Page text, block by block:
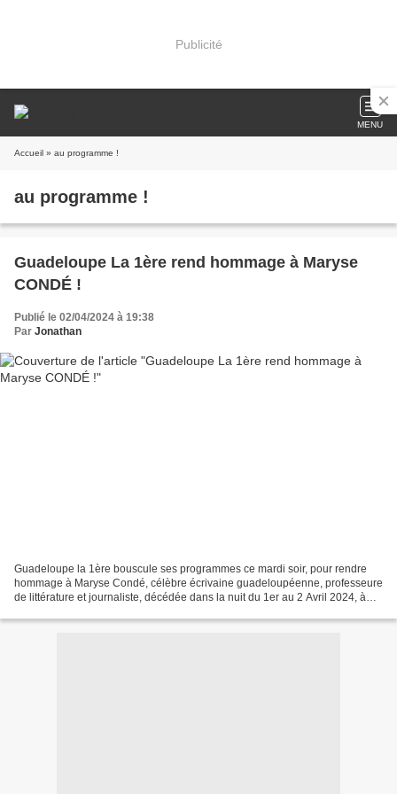
Publicité
MENU
Accueil » au programme !
au programme !
Guadeloupe La 1ère rend hommage à Maryse
CONDÉ !
Publié le 02/04/2024 à 19:38
Par Jonathan
Guadeloupe la 1ère bouscule ses programmes ce mardi soir, pour rendre
hommage à Maryse Condé, célèbre écrivaine guadeloupéenne, professeure
de littérature et journaliste, décédée dans la nuit du 1er au 2 Avril 2024, à